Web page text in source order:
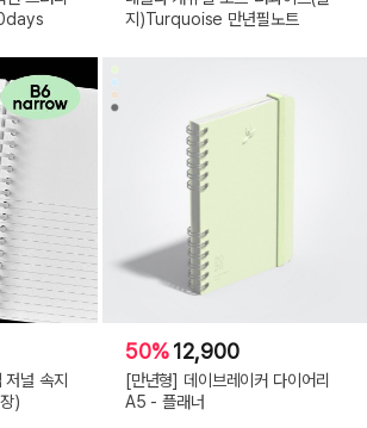
지)Turquoise 만년필노트
저널 속지
)
50%12,900
[만년형] 데이브레이커 다이어리
A5 - 플래너